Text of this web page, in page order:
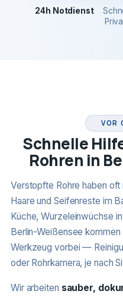
24h Notdienst
VOR
Schnelle
Rohren in
Verstopfte Rohre haben
Haare und Seifenreste im
Küche, Wurzeleinwüchse
Berlin-Weißensee
Werkzeug vorbei —
oder Rohrkamera, je nach
Wir arbeiten sauber,